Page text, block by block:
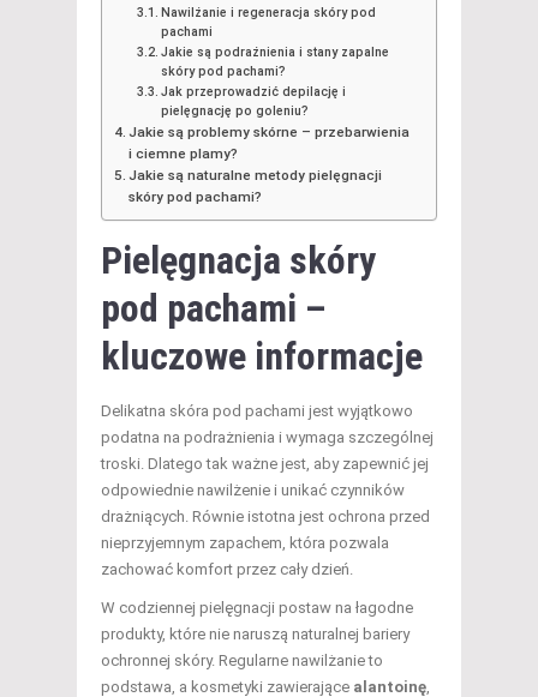
Nawilżanie i regeneracja skóry pod
pachami
Jakie są podrażnienia i stany zapalne
skóry pod pachami?
Jak przeprowadzić depilację i
pielęgnację po goleniu?
Jakie są problemy skórne – przebarwienia
i ciemne plamy?
Jakie są naturalne metody pielęgnacji
skóry pod pachami?
Pielęgnacja skóry
pod pachami –
kluczowe informacje
Delikatna skóra pod pachami jest wyjątkowo
podatna na podrażnienia i wymaga szczególnej
troski. Dlatego tak ważne jest, aby zapewnić jej
odpowiednie nawilżenie i unikać czynników
drażniących. Równie istotna jest ochrona przed
nieprzyjemnym zapachem, która pozwala
zachować komfort przez cały dzień.
W codziennej pielęgnacji postaw na łagodne
produkty, które nie naruszą naturalnej bariery
ochronnej skóry. Regularne nawilżanie to
podstawa, a kosmetyki zawierające alantoinę